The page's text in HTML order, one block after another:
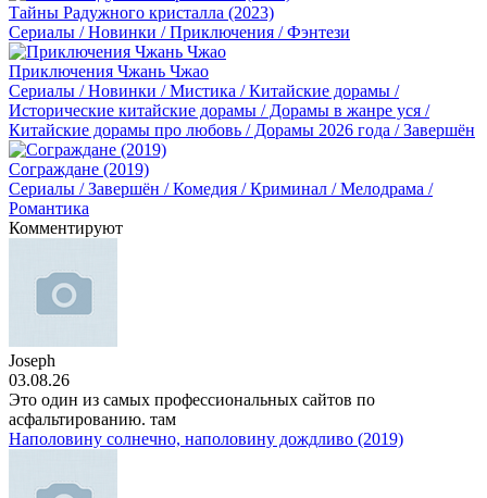
Тайны Радужного кристалла (2023)
Сериалы / Новинки / Приключения / Фэнтези
Приключения Чжань Чжао
Сериалы / Новинки / Мистика / Китайские дорамы /
Исторические китайские дорамы / Дорамы в жанре уся /
Китайские дорамы про любовь / Дорамы 2026 года / Завершён
Сограждане (2019)
Сериалы / Завершён / Комедия / Криминал / Мелодрама /
Романтика
Комментируют
Joseph
03.08.26
Это один из самых профессиональных сайтов по
асфальтированию. там
Наполовину солнечно, наполовину дождливо (2019)